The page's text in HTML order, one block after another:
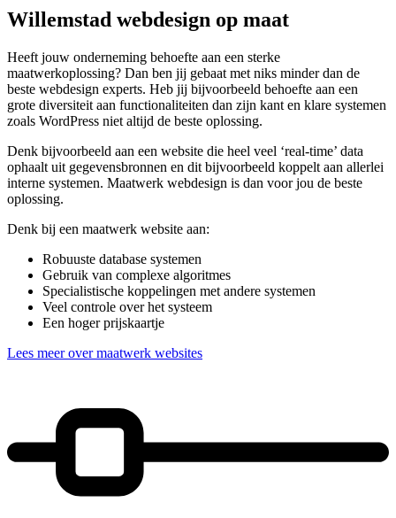
Willemstad webdesign op maat
Heeft jouw onderneming behoefte aan een sterke
maatwerkoplossing? Dan ben jij gebaat met niks minder dan de
beste webdesign experts. Heb jij bijvoorbeeld behoefte aan een
grote diversiteit aan functionaliteiten dan zijn kant en klare systemen
zoals WordPress niet altijd de beste oplossing.
Denk bijvoorbeeld aan een website die heel veel ‘real-time’ data
ophaalt uit gegevensbronnen en dit bijvoorbeeld koppelt aan allerlei
interne systemen. Maatwerk webdesign is dan voor jou de beste
oplossing.
Denk bij een maatwerk website aan:
Robuuste database systemen
Gebruik van complexe algoritmes
Specialistische koppelingen met andere systemen
Veel controle over het systeem
Een hoger prijskaartje
Lees meer over maatwerk websites